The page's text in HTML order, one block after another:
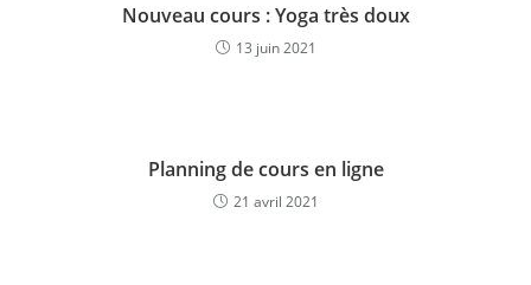
Nouveau cours : Yoga très doux
13 juin 2021
Planning de cours en ligne
21 avril 2021